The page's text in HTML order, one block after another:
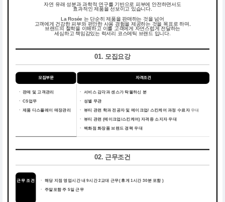
자연 유래 성분과 과학적 연구를 기반으로 피부에 안전하면서도
효과적인 제품을 선보이고 있습니다.
La Rosée 는 단순히 제품을 판매하는 것을 넘어
고객에게 건강한 피부와 편안한 사용 경험을 제공하는 것을 목표로 하며,
브랜드의 철학을 이해하고 이를 고객에게 자연스럽게 전달하는
세심하고 책임감있는 럭셔리 코스메틱 브랜드 입니다.
01. 모집요강
모집부문 자격조건
ㆍ 판매 및 고객관리
ㆍ CS업무
ㆍ 제품 디스플레이 매장관리
ㆍ
서비스 감각과 센스가 탁월하신 분
ㆍ
성별 무관
ㆍ
뷰티 관련 학과 전공자 및 메이크업/ 스킨케어 과정 수료자우대
ㆍ
뷰티 관련 (메이크업/스킨케어) 자격증 소지자 우대
ㆍ 백화점 화장품 브랜드 경력 우대
02. 근무조건
근무 조건 ㆍ 해당 지점 영업시간 내 9시간 2교대 근무( 휴게 1시간 30분 포함 )
ㆍ 주말포함 주 5일 근무